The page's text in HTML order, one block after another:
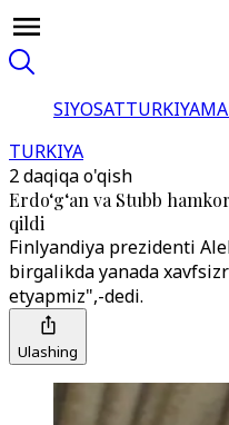
SIYOSATTURKIYA
TURKIYA
2 daqiqa o'qish
Erdo‘g‘an va Stubb
qildi
Finlyandiya prezidenti
birgalikda yanada
etyapmiz",-dedi.
Ulashing